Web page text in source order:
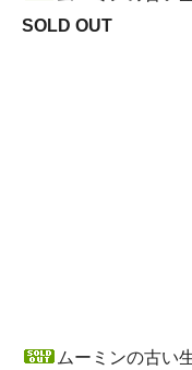
SOLD OUT
ムーミンの古い